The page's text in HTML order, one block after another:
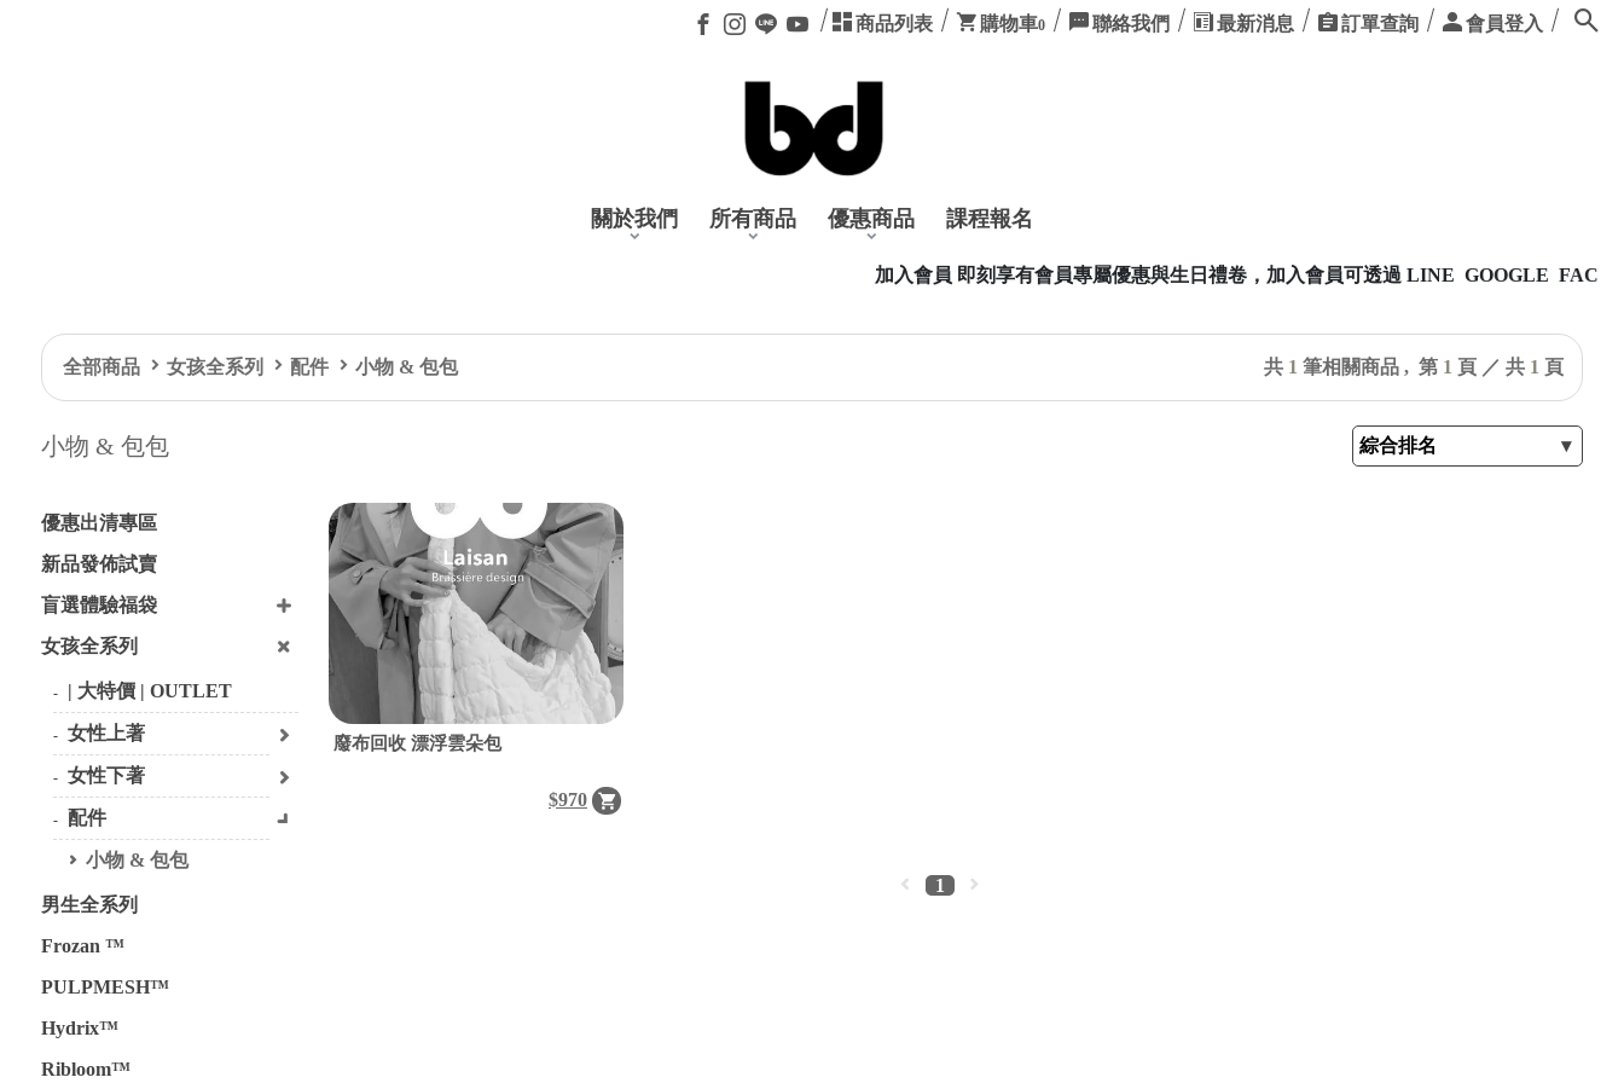
商品列表 購物車0 聯絡我們 最新消息 訂單查詢 會員登入
關於我們 所有商品 優惠商品 課程報名
加入會員 即刻享有會員專屬優惠與生日禮卷，加入會員可透過 LINE GOOGLE
全部商品 女孩全系列 配件 小物 & 包包 共 1 筆相關商品 , 第 1 頁 ／ 共 1 頁
小物 & 包包
優惠出清專區
新品發佈試賣
盲選體驗福袋
女孩全系列
| 大特價 | OUTLET
女性上著
女性下著
配件
小物 & 包包
男生全系列
Frozan ™
PULPMESH™
Hydrix™
Ribloom™
廢布回收 漂浮雲朵包
$970
1